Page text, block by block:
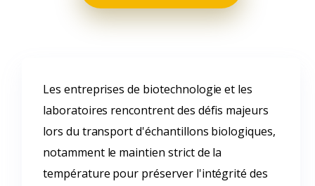
Les entreprises de biotechnologie et les
laboratoires rencontrent des défis majeurs
lors du transport d'échantillons biologiques,
notamment le maintien strict de la
température pour préserver l'intégrité des